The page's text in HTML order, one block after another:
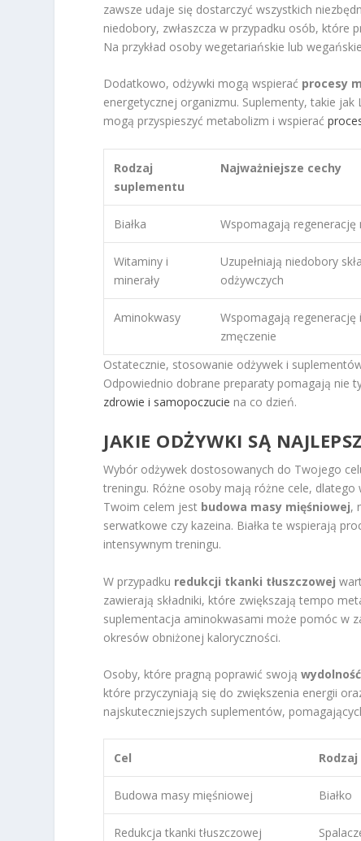
zawsze udaje się dostarczyć wszystkich
niedobory, zwłaszcza w przypadku osób, które
Na przykład osoby wegetariańskie lub
Dodatkowo, odżywki mogą wspierać procesy
energetycznej organizmu. Suplementy, takie
mogą przyspieszyć metabolizm i wspierać
Rodzaj
suplementu
Najważniejsze cechy
Białka Wspomagają regenerację
Witaminy i
minerały
Uzupełniają niedobory
odżywczych
Aminokwasy
Wspomagają regenerację
zmęczenie
Ostatecznie, stosowanie odżywek i
Odpowiednio dobrane preparaty pomagają nie
zdrowie i samopoczucie na co dzień.
JAKIE ODŻYWKI SĄ
Wybór odżywek dostosowanych do Twojego
treningu. Różne osoby mają różne cele, dlatego
Twoim celem jest budowa masy mięśniowej,
serwatkowe czy kazeina. Białka te wspierają
intensywnym treningu.
W przypadku redukcji tkanki tłuszczowej
zawierają składniki, które zwiększają tempo
suplementacja aminokwasami może pomóc w
okresów obniżonej kaloryczności.
Osoby, które pragną poprawić swojąwydolność
które przyczyniają się do zwiększenia energii
najskuteczniejszych suplementów,
Cel
Budowa masy mięśniowej Białko
Redukcja tkanki tłuszczowej